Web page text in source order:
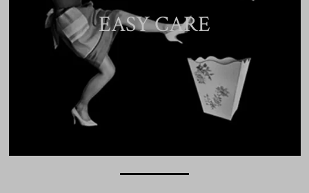
EASY CARE